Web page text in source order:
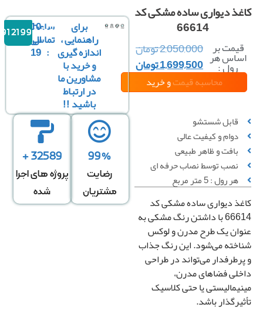
دیواری ساده مشکی کد
66614
قیمت بر
هررول :
2,050,000تومان
1,699,500تومان
قابل شستشو
دوام و کیفیت عالی
بافت و ظاهر طبیعی
نصب توسط نصاب حرفه ای
هر رول : 5 متر مربع
محاسبه قیمتو خرید
محاسبه بر
تعداد
رول
محاسبه بر
اساس متراژ
دیوار
محاسبه بر
اساس متراژ
منزل
تعداد رول
قیمت کل
0تومان
دیواری ساده مشکی کد
66614 با داشتن رنگ مشکی به
یک طرح مدرن و لوکس
می‌شود. این رنگ جذاب
می‌تواند در طراحی
فضاهای مدرن،
یا حتی کلاسیک
باشد.
برای
راهنمایی ،
اندازه گیری
و خرید با
مشاورین ما
در ارتباط
باشید !!
ساعت
تماس
:
10
الی
19
09121996816
99%
رضایت
مشتریان
32589 +
پروژه های اجرا